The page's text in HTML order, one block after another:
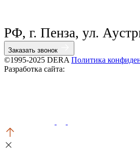
РФ, г. Пенза, ул.
Заказать звонок
©1995-2025 DERA Политика
Разработка сайта: